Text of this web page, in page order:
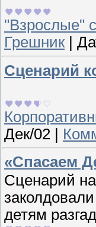
"Взрослые"
Грешник
Сценарий
Дек/02 |
«Спасаем
Сценарий
детям